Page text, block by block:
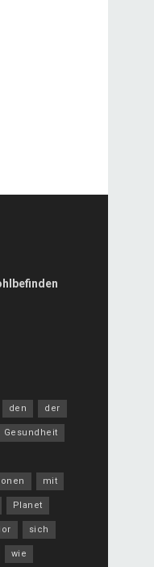
den der
Gesundheit
mit
Planet
sich
wie